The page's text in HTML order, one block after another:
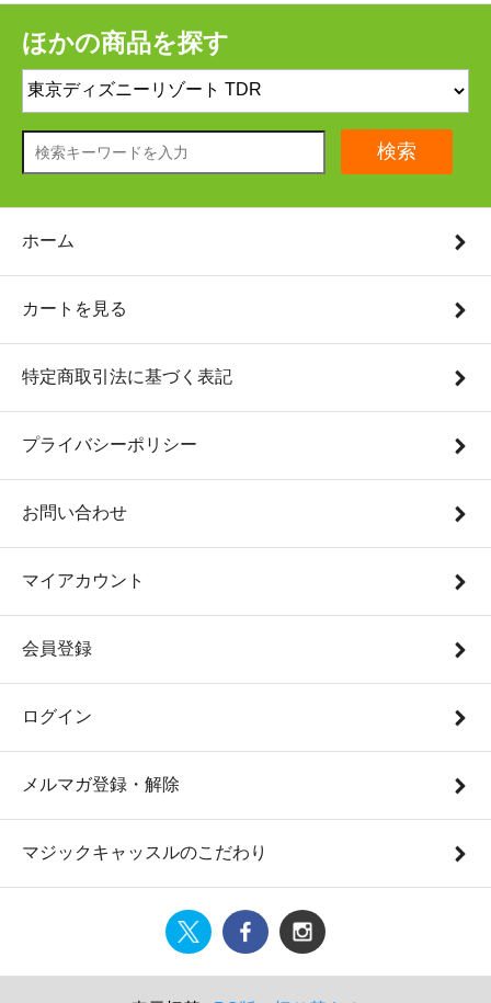
ほかの商品を探す
検索
ホーム
カートを見る
特定商取引法に基づく表記
プライバシーポリシー
お問い合わせ
マイアカウント
会員登録
ログイン
メルマガ登録・解除
マジックキャッスルのこだわり